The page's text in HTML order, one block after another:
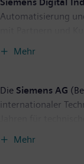
Siemens Digital
Automatisierung
Integration und
erhöhen. DI
Mehr
Die Siemens AG
internationaler
Mehr